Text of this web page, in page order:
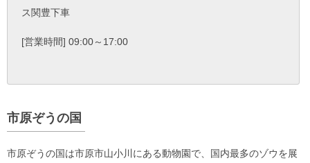
ス関豊下車
[営業時間] 09:00～17:00
市原ぞうの国
市原ぞうの国は市原市山小川にある動物園で、国内最多のゾウを展